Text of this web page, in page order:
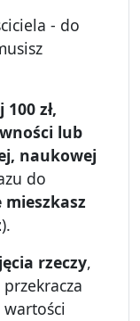
- do
zł,
lub
naukowej
do
).
rzeczy,
wartości